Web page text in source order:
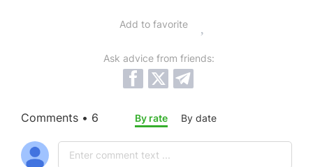
Add to favorite
Ask advice from friends:
Comments • 6 By rate By date